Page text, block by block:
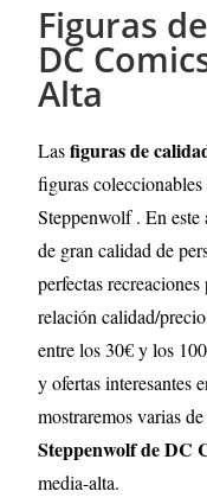
Figuras
DC
Alta
Lasfiguras de
figuras
Steppenwolf . En
de gran calidad de
perfectas
relación calidad/
entre los 30€ y los
y ofertas interesantes
mostraremos varias
Steppenwolf de DC
media-alta.